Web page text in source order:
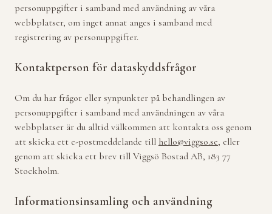
personuppgifter i samband med användning av våra
webbplatser, om inget annat anges i samband med
registrering av personuppgifter.
Kontaktperson för dataskyddsfrågor
Om du har frågor eller synpunkter på behandlingen av
personuppgifter i samband med användningen av våra
webbplatser är du alltid välkommen att kontakta oss genom
att skicka ett e-postmeddelande till hello@viggso.se, eller
genom att skicka ett brev till Viggsö Bostad AB, 183 77
Stockholm.
Informationsinsamling och användning